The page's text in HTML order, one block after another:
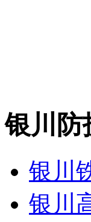
银川防
银川
银川